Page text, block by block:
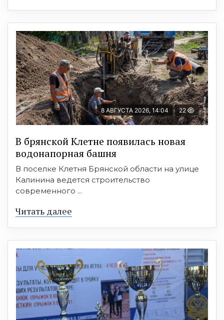
8 АВГУСТА 2026, 14:04 22
В брянской Клетне появилась новая
водонапорная башня
В поселке Клетня Брянской области на улице
Калинина ведется строительство
современного ...
Читать далее